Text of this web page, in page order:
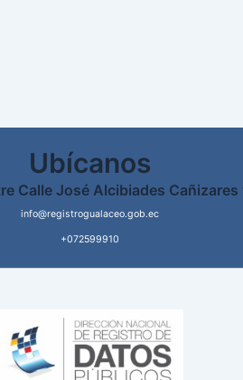
Ubícanos
Calle José Alcibiades
info@registrogualaceo.gob.ec
+072599910